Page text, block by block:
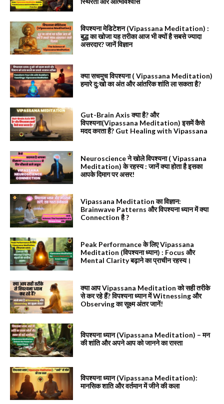
विपश्यना मेडिटेशन (Vipassana Meditation) :
बुद्ध का खोजा यह तरीका आज भी क्यों है सबसे ज्यादा
असरदार? जानें विज्ञान
क्या सचमुच विपश्यना ( Vipassana Meditation)
हमारे दु:खो का अंत और आंतरिक शांति ला सकता है?
Gut-Brain Axis क्या है? और
विपश्यना(Vipassana Meditation) इसमें कैसे
मदद करता है? Gut Healing with Vipassana
Neuroscience ने खोले विपश्यना ( Vipassana
Meditation) के रहस्य : जानें क्या होता है इसका
आपके दिमाग पर असर!
Vipassana Meditation का विज्ञान:
Brainwave Patterns और विपश्यना ध्यान में क्या
Connection है ?
Peak Performance के लिए Vipassana
Meditation (विपश्यना ध्यान) : Focus और
Mental Clarity बढ़ाने का प्राचीन रहस्य।
क्या आप Vipassana Meditation को सही तरीके
से कर रहे हैं? विपश्यना ध्यान में Witnessing और
Observing का सूक्ष्म अंतर जानें!
विपश्यना ध्यान (Vipassana Meditation) – मन
की शांति और अपने आप को जानने का रास्ता
विपश्यना ध्यान (Vipassana Meditation):
मानसिक शाति और वर्तमान में जीने की कला